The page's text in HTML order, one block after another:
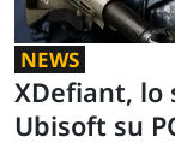
NEWS
XDefiant,
Ubisoft su